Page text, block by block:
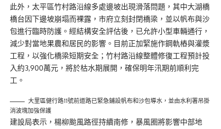
此外，太平區竹村路沿線多處邊坡出現滑落問題，其中大湖橋
橋台因下邊坡崩塌而裸露，市府立刻封閉橋梁，並以帆布與沙
包進行臨時防護。經結構安全評估後，已允許小型車輛通行，
減少對當地果農和居民的影響。目前正加緊施作鋼軌樁與灌漿
工程，以強化橋梁短期安全；竹村路沿線整體修復工程預計投
入約3,900萬元，將於枯水期展開，確保明年汛期前順利完
工。
大里區健行路11號前道路已緊急鋪設帆布和沙包導水，並由水利署吊掛
消波塊加強保護
建設局表示，楊柳颱風路徑持續南修，暴風圈將影響中部地